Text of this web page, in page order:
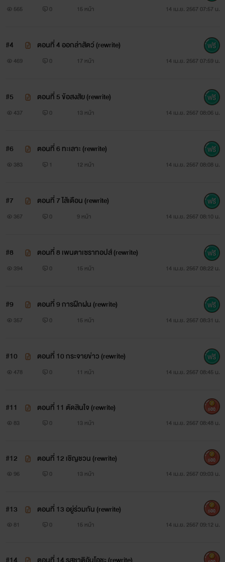
565 0 15 หน้า 14 เม.ย. 2567 07:57 น.
#4 ตอนที่ 4 ออกล่าสัตว์ (rewrite)
469 0 17 หน้า 14 เม.ย. 2567 07:59 น.
#5 ตอนที่ 5 ข้อสงสัย (rewrite)
437 0 13 หน้า 14 เม.ย. 2567 08:06 น.
#6 ตอนที่ 6 ทะเลาะ (rewrite)
383 1 12 หน้า 14 เม.ย. 2567 08:08 น.
#7 ตอนที่ 7 ไส้เดือน (rewrite)
367 0 9 หน้า 14 เม.ย. 2567 08:10 น.
#8 ตอนที่ 8 เพนตาเซราทอปส์ (rewrite)
394 0 15 หน้า 14 เม.ย. 2567 08:22 น.
#9 ตอนที่ 9 การฝึกฝน (rewrite)
357 0 15 หน้า 14 เม.ย. 2567 08:31 น.
#10 ตอนที่ 10 กระจายข่าว (rewrite)
478 0 11 หน้า 14 เม.ย. 2567 08:45 น.
#11 ตอนที่ 11 ตัดสินใจ (rewrite)
83 0 13 หน้า 14 เม.ย. 2567 08:48 น.
500
#12 ตอนที่ 12 เชิญชวน (rewrite)
96 0 13 หน้า 14 เม.ย. 2567 09:03 น.
500
#13 ตอนที่ 13 อยู่ร่วมกัน (rewrite)
81 0 15 หน้า 14 เม.ย. 2567 09:12 น.
500